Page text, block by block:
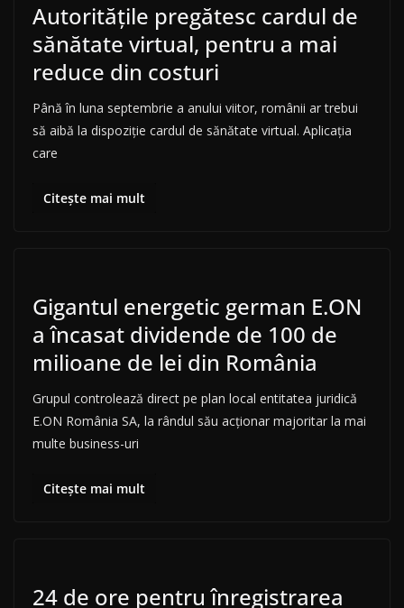
Autoritățile pregătesc cardul de
sănătate virtual, pentru a mai
reduce din costuri
Până în luna septembrie a anului viitor, românii ar trebui
să aibă la dispoziție cardul de sănătate virtual. Aplicația
care
Citește mai mult
Gigantul energetic german E.ON
a încasat dividende de 100 de
milioane de lei din România
Grupul controlează direct pe plan local entitatea juridică
E.ON România SA, la rândul său acționar majoritar la mai
multe business-uri
Citește mai mult
24 de ore pentru înregistrarea